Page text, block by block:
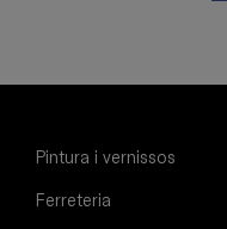
Pintura i vernissos
Ferreteria